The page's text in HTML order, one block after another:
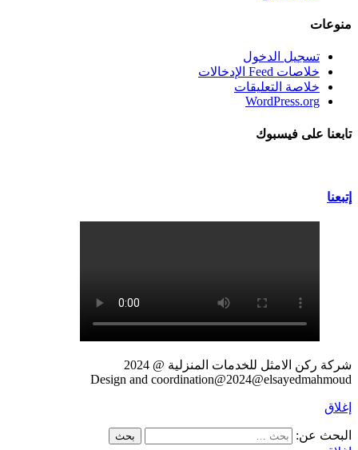
منوعات
تسجيل الدخول
خلاصات Feed الإدخالات
خلاصة التعليقات
WordPress.org
تابعنا على فيسبوك
إتبعنا
شركة ركن الامثل للخدمات المنزلية @ 2024
Design and coordination@2024@elsayedmahmoud
إغلاق
البحث عن: